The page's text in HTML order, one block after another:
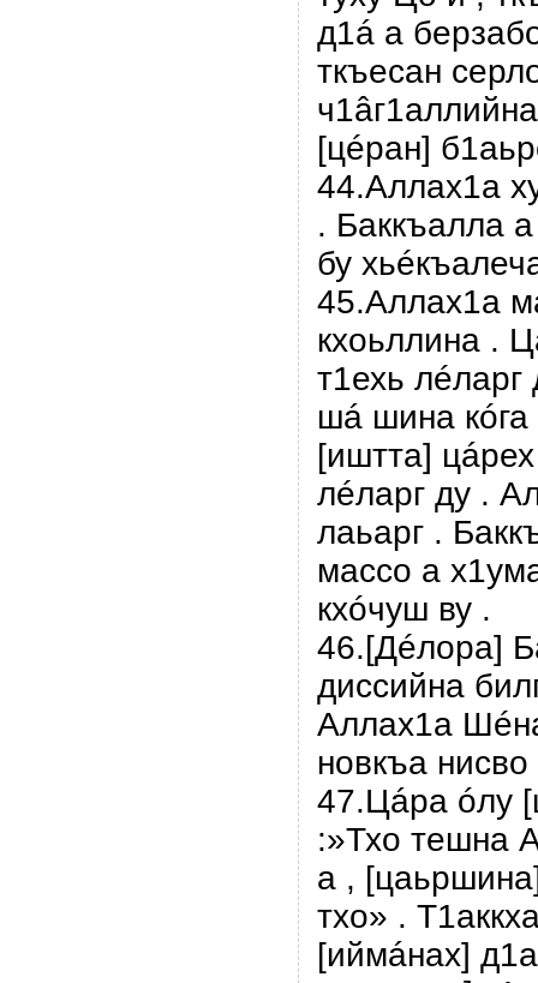
д1á а
ткъесан
[цéран]
44.Аллах1а
. Баккъалла
бу
45.Аллах1а
кхоьллина .
т1ехь
шá шина кóга
[иштта]
лéларг ду .
лаьарг .
массо а
кхóчуш ву .
46.[Дéлора]
диссийна
Аллах1а
новкъа нисво
47.Цáра óлу
:»Тхо тешна
а ,
тхо» .
[иймáнах]